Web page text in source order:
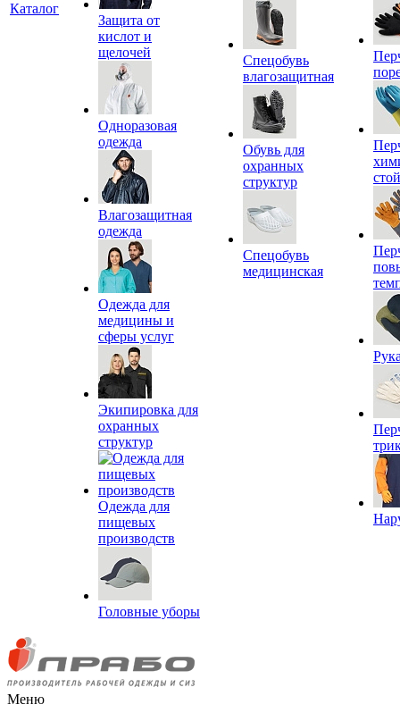
Каталог
Защита от
кислот и
щелочей
Одноразовая
одежда
Влагозащитная
одежда
Одежда для
медицины и
сферы услуг
Экипировка для
охранных
структур
Одежда для
пищевых
производств
Головные уборы
Спецобувь
влагозащитная
Обувь для
охранных
структур
Спецобувь
медицинская
Меню